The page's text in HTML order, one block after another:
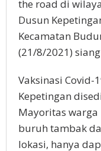
the road di
Dusun
Kecamatan
(21/8/2021)
Vaksinasi Covid-
Kepetingan
Mayoritas warga
buruh tambak
lokasi, hanya